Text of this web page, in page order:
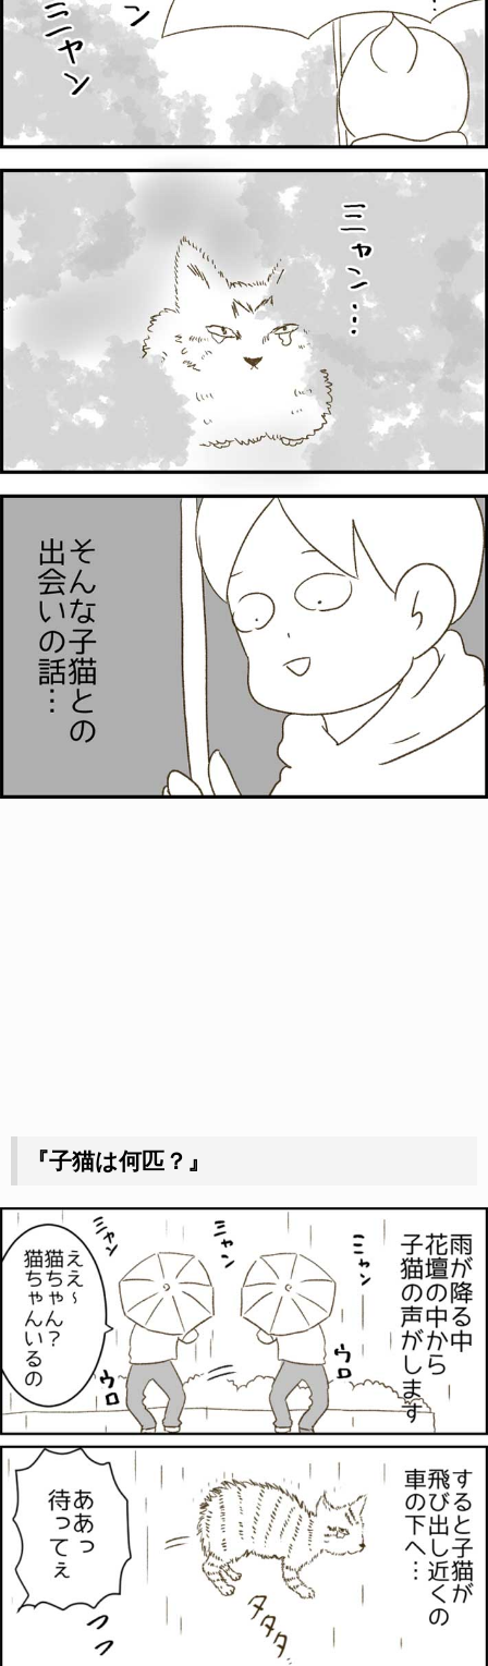
『子猫は何匹？』